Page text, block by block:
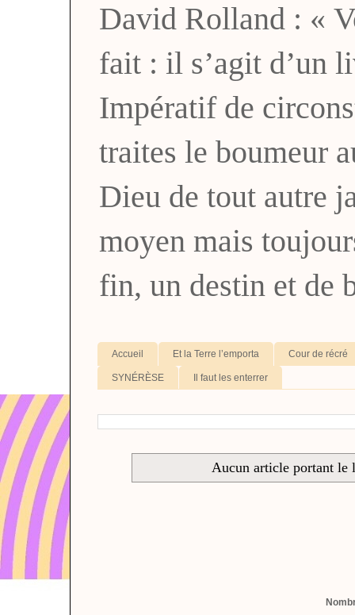
David Rolland : «
fait : il s’agit d’un
Impératif de
traites le boumeur
Dieu de tout autre
moyen mais
fin, un destin et de
Accueil Et la Terre l’emporta Cour de récré
SYNÉRÈSE Il faut les enterrer
Aucun article portant